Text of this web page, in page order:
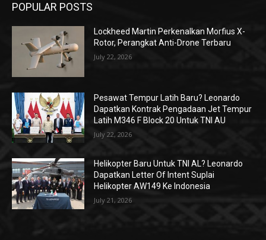
POPULAR POSTS
Lockheed Martin Perkenalkan Morfius X-
Rotor, Perangkat Anti-Drone Terbaru
July 22, 2026
Pesawat Tempur Latih Baru? Leonardo
Dapatkan Kontrak Pengadaan Jet Tempur
Latih M346 F Block 20 Untuk TNI AU
July 22, 2026
Helikopter Baru Untuk TNI AL? Leonardo
Dapatkan Letter Of Intent Suplai
Helikopter AW149 Ke Indonesia
July 21, 2026